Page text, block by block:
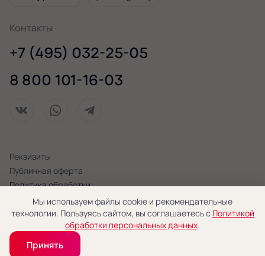
© 2026 «Новая Голландия»
Политика обработки
персональных данных
Публичная оферта
Реквизиты
Контакты
+7 (495) 032-25-05
8 800 101-16-03
Мы используем файлы cookie и рекомендательные
технологии. Пользуясь сайтом, вы соглашаетесь с Политикой
обработки персональных данных.
Принять